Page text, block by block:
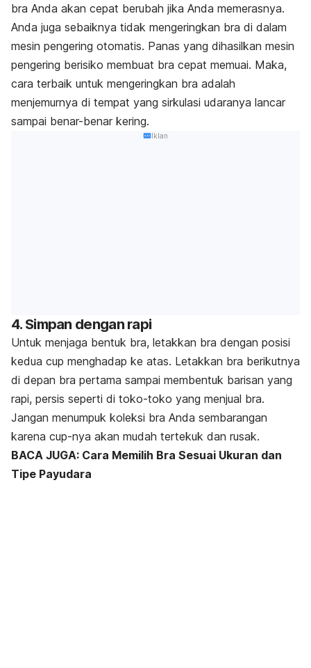
bra Anda akan cepat berubah jika Anda memerasnya.
Anda juga sebaiknya tidak mengeringkan bra di dalam
mesin pengering otomatis. Panas yang dihasilkan mesin
pengering berisiko membuat bra cepat memuai. Maka,
cara terbaik untuk mengeringkan bra adalah
menjemurnya di tempat yang sirkulasi udaranya lancar
sampai benar-benar kering.
Iklan
4. Simpan dengan rapi
Untuk menjaga bentuk bra, letakkan bra dengan posisi
kedua cup menghadap ke atas. Letakkan bra berikutnya
di depan bra pertama sampai membentuk barisan yang
rapi, persis seperti di toko-toko yang menjual bra.
Jangan menumpuk koleksi bra Anda sembarangan
karena cup-nya akan mudah tertekuk dan rusak.
BACA JUGA: Cara Memilih Bra Sesuai Ukuran dan
Tipe Payudara